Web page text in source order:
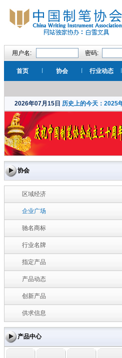
用户名: 密码:
首页 协会 行业动态
2026年07月15日 历史上的今天：2025
协会
区域经济
企业广场
驰名商标
行业名牌
指定产品
产品动态
创新产品
供求信息
产品中心